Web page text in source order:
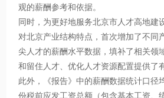
观的薪酬参考和依据。
同时，为更好地服务北京市人才高地建
对北京产业结构特点，首次增加了不同
尖人才的薪酬水平数据，填补了相关领
和留住人才、优化人才资源配置提供了
此外，《报告》中的薪酬数据统计口径
份税前应发工资总额（包含基本工资、